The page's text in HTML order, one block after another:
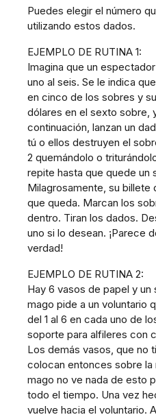
Puedes elegir el número
utilizando estos dados.
EJEMPLO DE RUTINA 1:
Imagina que un
uno al seis. Se le indica
en cinco de los sobres y
dólares en el sexto sobre,
continuación, lanzan un
tú o ellos destruyen el
2 quemándolo o
repite hasta que quede un
Milagrosamente, su billete
que queda. Marcan los
dentro. Tiran los dados.
uno si lo desean. ¡Parece
verdad!
EJEMPLO DE RUTINA 2:
Hay 6 vasos de papel y
mago pide a un voluntario
del 1 al 6 en cada uno de
soporte para alfileres con
Los demás vasos, que no
colocan entonces sobre la
mago no ve nada de esto
todo el tiempo. Una vez
vuelve hacia el voluntario.